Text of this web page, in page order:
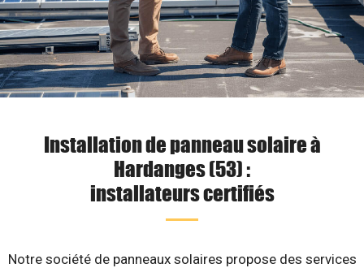
Installation de panneau solaire à
Hardanges (53) :
installateurs certifiés
Notre société de panneaux solaires propose des services